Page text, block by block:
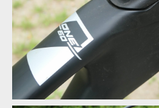
Vedení bovdenu skrze hlavové složení
Vedení bovdenu skrze hlavové
Vedení bovdenu skrze hlavové